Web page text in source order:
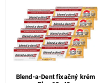
Blend-a-Dent fixačný krém